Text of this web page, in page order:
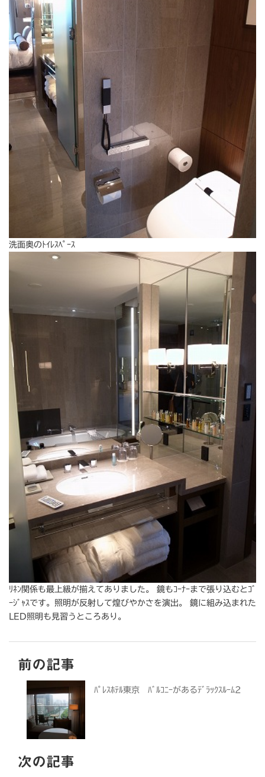
洗面奥のﾄｲﾚｽﾍﾟｰｽ
ﾘﾈﾝ関係も最上級が揃えてありました。 鏡もｺｰﾅｰまで張り込むとｺﾞ
ｰｼﾞｬｽです。照明が反射して煌びやかさを演出。 鏡に組み込まれた
LED照明も見習うところあり。
前の記事
ﾊﾟﾚｽﾎﾃﾙ東京 ﾊﾞﾙｺﾆｰがあるﾃﾞﾗｯｸｽﾙｰﾑ2
次の記事